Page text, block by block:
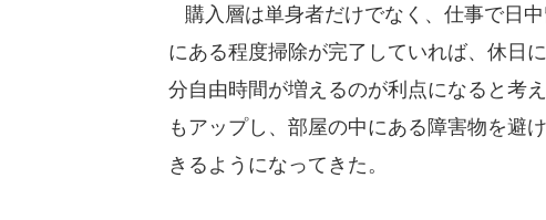
購入層は単身者だけでなく、仕事で日
にある程度掃除が完了していれば、休日
分自由時間が増えるのが利点になると考
もアップし、部屋の中にある障害物を避
きるようになってきた。